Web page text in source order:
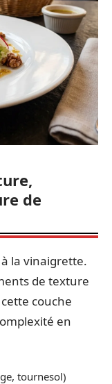
de
à la vinaigrette.
de texture
couche
en
tournesol)